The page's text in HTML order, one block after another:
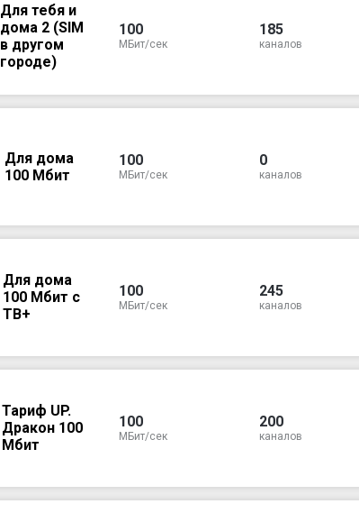
Для тебя и
дома 2 (SIM
в другом
городе)
100
МБит/сек
185
каналов
Для дома
100 Мбит
100
МБит/сек
0
каналов
Для дома
100 Мбит с
ТВ+
100
МБит/сек
245
каналов
Тариф UP.
Дракон 100
Мбит
100
МБит/сек
200
каналов